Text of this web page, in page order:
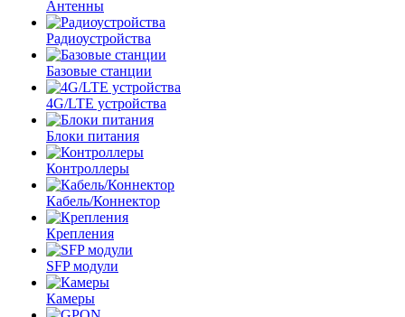
Антенны
Радиоустройства
Базовые станции
4G/LTE устройства
Блоки питания
Контроллеры
Кабель/Коннектор
Крепления
SFP модули
Камеры